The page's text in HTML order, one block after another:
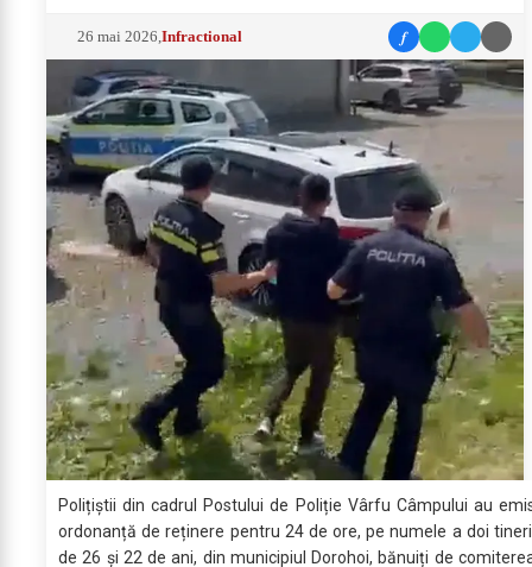
26 mai 2026 ,Infractional f
Polițiștii din cadrul Postului de Poliție Vârfu Câmpului au
ordonanță de reținere pentru 24 de ore, pe numele a doi
de 26 și 22 de ani, din municipiul Dorohoi, bănuiți de